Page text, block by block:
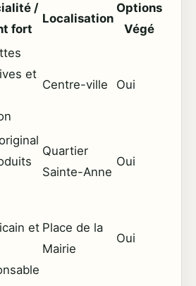
/
fort
Localisation
Options
Végé
et
Centre-ville Oui
Quartier
Sainte-Anne
Oui
et Place de la
Mairie
Oui